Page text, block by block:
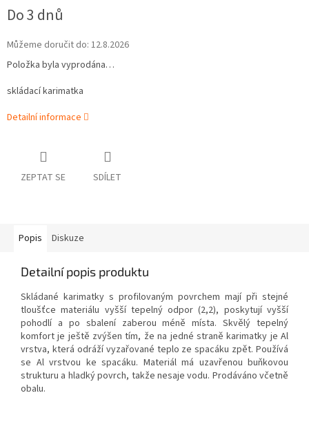
cena:
Do 3 dnů
Můžeme doručit do: 12.8.2026
Položka byla vyprodána…
skládací karimatka
Detailní informace
ZEPTAT SE SDÍLET
Popis Diskuze
Detailní popis produktu
Skládané karimatky s profilovaným povrchem mají při stejné
tloušťce materiálu vyšší tepelný odpor (2,2), poskytují vyšší
pohodlí a po sbalení zaberou méně místa. Skvělý tepelný
komfort je ještě zvýšen tím, že na jedné straně karimatky je Al
vrstva, která odráží vyzařované teplo ze spacáku zpět. Používá
se Al vrstvou ke spacáku. Materiál má uzavřenou buňkovou
strukturu a hladký povrch, takže nesaje vodu. Prodáváno včetně
obalu.